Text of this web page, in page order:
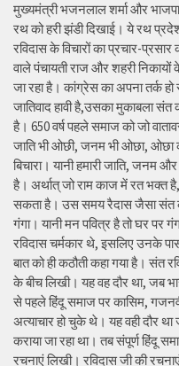
मुख्यमंत्री भजनलाल शर्मा और
रथ को हरी झंडी दिखाई। ये रथ
रविदास के विचारों का प्रचार-
वाले पंचायती राज और शहरी
जा रहा है। कांग्रेस का अपना तर्क
जातिवाद हावी है,उसका मुकाबला संत
है। 650 वर्ष पहले समाज को जो
जाति भी ओछी, जनम भी ओछा, ओछा
बिचारा। यानी हमारी जाति, जनम
है। अर्थात् जो राम काज में रत भक्त
सकता है। उस समय रैदास जैसा संत
गंगा। यानी मन पवित्र है तो घर पर
रविदास चर्मकार थे, इसलिए उनके
बात को ही कठौती कहा गया है। संत
के बीच लिखी। यह वह दौर था, जब
से पहले हिंदू समाज पर कासिम,
अत्याचार हो चुके थे। यह वही दौर
कराया जा रहा था। तब संपूर्ण हिंदू
रचनाएं लिखी। रविदास जी की